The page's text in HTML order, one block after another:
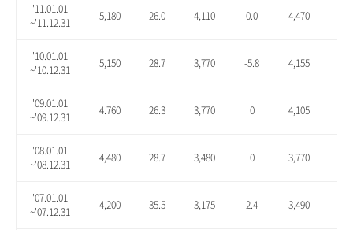
'11.01.01
~'11.12.31
5,180 26.0 4,110 0.0 4,470
'10.01.01
~'10.12.31
5,150 28.7 3,770 -5.8 4,155
'09.01.01
~'09.12.31
4.760 26.3 3,770 0 4,105
'08.01.01
~'08.12.31
4,480 28.7 3,480 0 3,770
'07.01.01
~'07.12.31
4,200 35.5 3,175 2.4 3,490